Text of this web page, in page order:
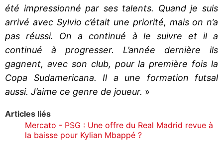
été impressionné par ses talents. Quand je suis
arrivé avec Sylvio c’était une priorité, mais on n’a
pas réussi. On a continué à le suivre et il a
continué à progresser. L’année dernière ils
gagnent, avec son club, pour la première fois la
Copa Sudamericana. Il a une formation futsal
aussi. J’aime ce genre de joueur. »
Articles liés
Mercato - PSG : Une offre du Real Madrid revue à
la baisse pour Kylian Mbappé ?